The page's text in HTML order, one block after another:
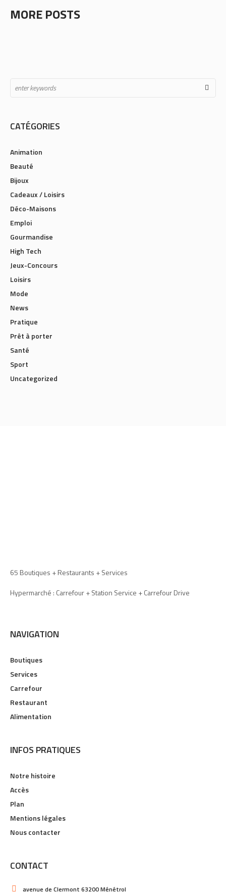
MORE POSTS
CATÉGORIES
Animation
Beauté
Bijoux
Cadeaux / Loisirs
Déco-Maisons
Emploi
Gourmandise
High Tech
Jeux-Concours
Loisirs
Mode
News
Pratique
Prêt à porter
Santé
Sport
Uncategorized
65 Boutiques + Restaurants + Services
Hypermarché : Carrefour + Station Service + Carrefour Drive
NAVIGATION
Boutiques
Services
Carrefour
Restaurant
Alimentation
INFOS PRATIQUES
Notre histoire
Accès
Plan
Mentions légales
Nous contacter
CONTACT
avenue de Clermont 63200 Ménétrol